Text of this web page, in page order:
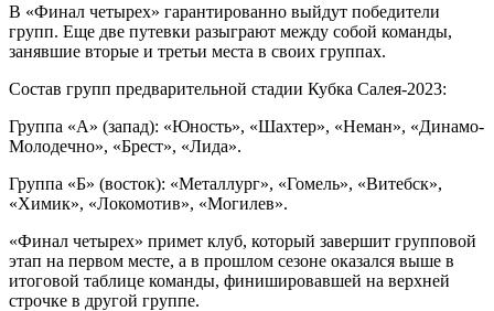
В «Финал четырех» гарантированно выйдут победители
групп. Еще две путевки разыграют между собой команды,
занявшие вторые и третьи места в своих группах.
Состав групп предварительной стадии Кубка Салея-2023:
Группа «А» (запад): «Юность», «Шахтер», «Неман», «Динамо-
Молодечно», «Брест», «Лида».
Группа «Б» (восток): «Металлург», «Гомель», «Витебск»,
«Химик», «Локомотив», «Могилев».
«Финал четырех» примет клуб, который завершит групповой
этап на первом месте, а в прошлом сезоне оказался выше в
итоговой таблице команды, финишировавшей на верхней
строчке в другой группе.